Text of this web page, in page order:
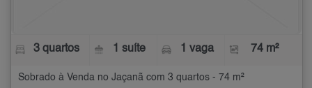
3 quartos 1 suíte 1 vaga 74 m²
Sobrado à Venda no Jaçanã com 3 quartos - 74 m²